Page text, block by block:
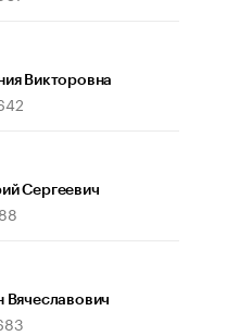
почему рост доходов
Дурова значат для
Викторовна
Сергеевич
Вячеславович